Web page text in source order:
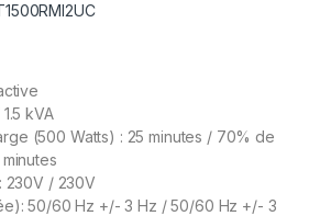
kVA
(500 Watts) : 25 minutes / 70% de
230V / 230V
50/60 Hz +/- 3 Hz / 50/60 Hz +/- 3